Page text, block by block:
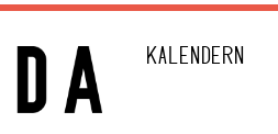
KALENDERN